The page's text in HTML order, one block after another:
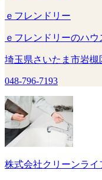
ｅフレンドリー
ｅフレンドリーのハ
埼玉県さいたま市岩槻
048-796-7193
株式会社クリーンライ